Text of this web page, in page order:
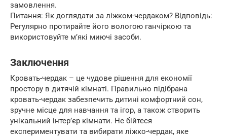
замовлення.
Питання: Як доглядати за ліжком-чердаком? Відповідь:
Регулярно протирайте його вологою ганчіркою та
використовуйте м’які миючі засоби.
Заключення
Кровать-чердак – це чудове рішення для економії
простору в дитячій кімнаті. Правильно підібрана
кровать-чердак забезпечить дитині комфортний сон,
зручне місце для навчання та ігор, а також створить
унікальний інтер’єр кімнати. Не бійтеся
експериментувати та вибирати ліжко-чердак, яке